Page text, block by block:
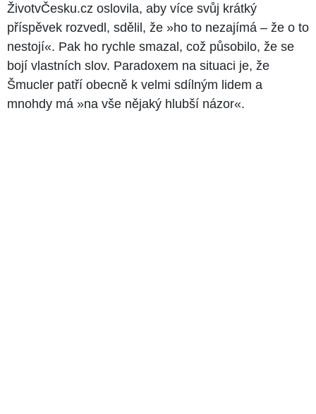
ŽivotvČesku.cz oslovila, aby více svůj krátký
příspěvek rozvedl, sdělil, že »ho to nezajímá –⁠⁠⁠⁠⁠⁠ že o to
nestojí«. Pak ho rychle smazal, což působilo, že se
bojí vlastních slov. Paradoxem na situaci je, že
Šmucler patří obecně k velmi sdílným lidem a
mnohdy má »na vše nějaký hlubší názor«.